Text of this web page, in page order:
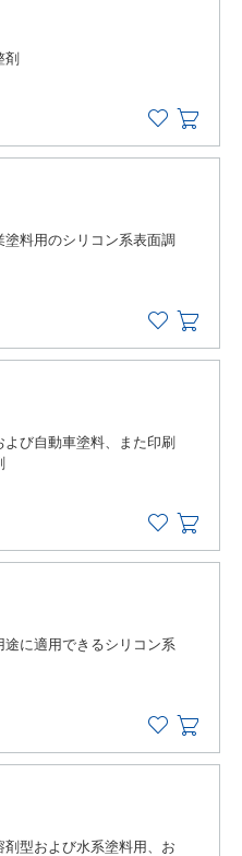
剤
料用のシリコン系表面調
び自動車塗料、また印刷
に適用できるシリコン系
型および水系塗料用、お